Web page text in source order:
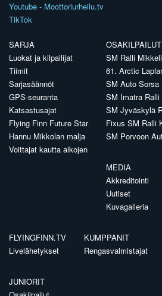
Youtube - Moottoriurheilu.tv
TikTok
SARJA
Luokat ja kilpailijat
Tiimit
Sarjasäännöt
GPS-seuranta
Katsastusajat
Flying Finn Future Star
Hannu Mikkolan malja
Voittajat kautta aikojen
OSAKILPAILUT
SM Ralli Mikkeli
61. Arctic
SM Auto Sorsa
SM Imatra Ralli
SM Jyväskylä
Fixus SM Ralli
SM Porvoon
MEDIA
Akkreditointi
Uutiset
Kuvagalleria
FLYINGFINN.TV
Livelähetykset
KUMPPANIT
Rengasvalmistajat
JUNIORIT